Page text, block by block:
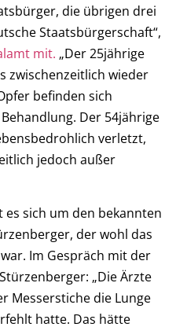
die übrigen drei
Staatsbürgerschaft“,
mit. „Der 25jährige
zwischenzeitlich wieder
befinden sich
Der 54jährige
verletzt,
jedoch außer
sich um den bekannten
der wohl das
Im Gespräch mit der
Stürzenberger: „Die Ärzte
Messerstiche die Lunge
hatte. Das hätte